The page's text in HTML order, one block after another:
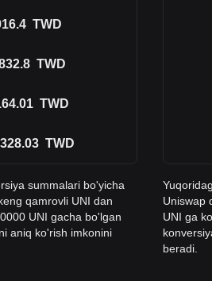
TWD
TWD
TWD
TWD
summalari bo'yicha
qamrovli UNI dan
UNI gacha bo'lgan
aniq ko'rish imkonini
Uniswap
UNI ga
beradi.